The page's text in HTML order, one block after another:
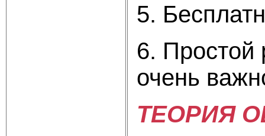
5.
6. Простой
очень
ТЕОРИЯ